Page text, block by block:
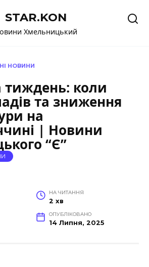
STAR.KON
Хмельницький
НОВИНИ
тиждень: коли
та зниження
на
| Новини
“Є”
НА ЧИТАННЯ
2 хв
ОПУБЛІКОВАНО
14 Липня, 2025